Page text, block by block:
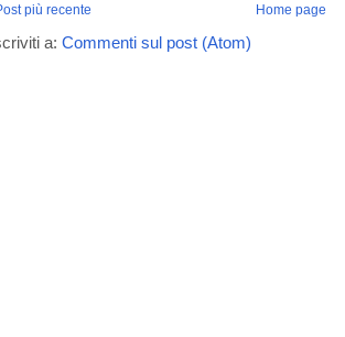
più recente Home page
a: Commenti sul post (Atom)